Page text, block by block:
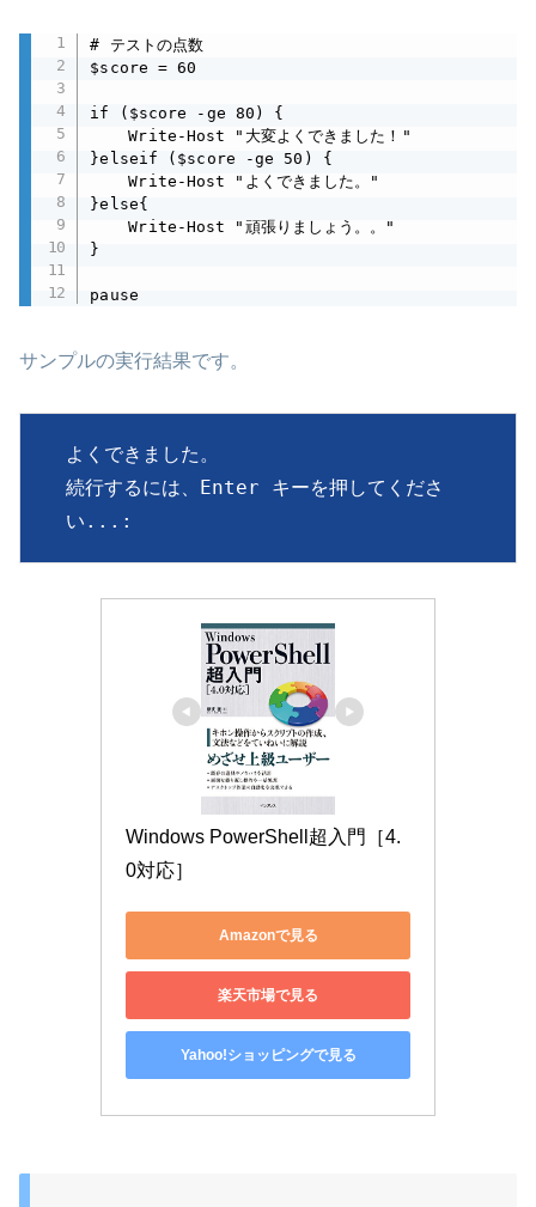
# テストの点数
$score = 60
if ($score -ge 80) {
	Write-Host "大変よくできました！"
}elseif ($score -ge 50) {
	Write-Host "よくできました。"
}else{
	Write-Host "頑張りましょう。。"
}
pause
サンプルの実行結果です。
よくできました。
続行するには、Enter キーを押してくださ
い...:
Windows PowerShell超入門［4.
0対応］
Amazonで見る
楽天市場で見る
Yahoo!ショッピングで見る